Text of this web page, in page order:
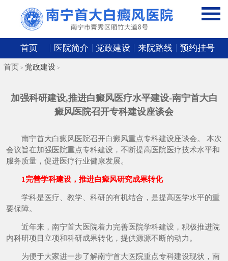
首页 医院简介 党政建设 来院路线 预约挂号
首页 > 党政建设 >
加强科研建设,推进白癜风医疗水平建设-南宁首大白
癜风医院召开专科建设座谈会
南宁首大白癜风医院召开白癜风重点专科建设座谈会。 本次
会议旨在加强医院重点专科建设，不断提高医院医疗技术水平和
服务质量，促进医疗行业健康发展。
1完善学科建设，推进白癜风研究成果转化
学科是医疗、教学、科研的有机结合，是提高医学水平的重
要保障。
近年来，南宁首大医院着力完善医院学科建设，积极推进院
内科研项目立项和科研成果转化，提供源源不断的动力。
为便于大家进一步了解南宁首大医院重点专科建设现状，南